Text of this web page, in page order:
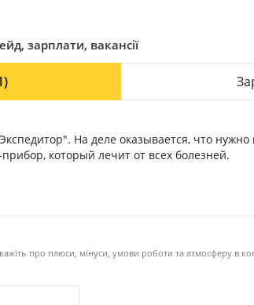
зарплати, вакансії
На деле оказывается, что нужно
который лечит от всех болезней.
про плюси, мінуси, умови роботи та атмосферу в